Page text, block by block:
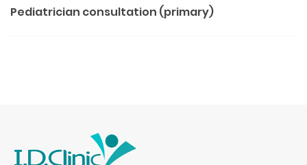
Pediatrician consultation (primary)